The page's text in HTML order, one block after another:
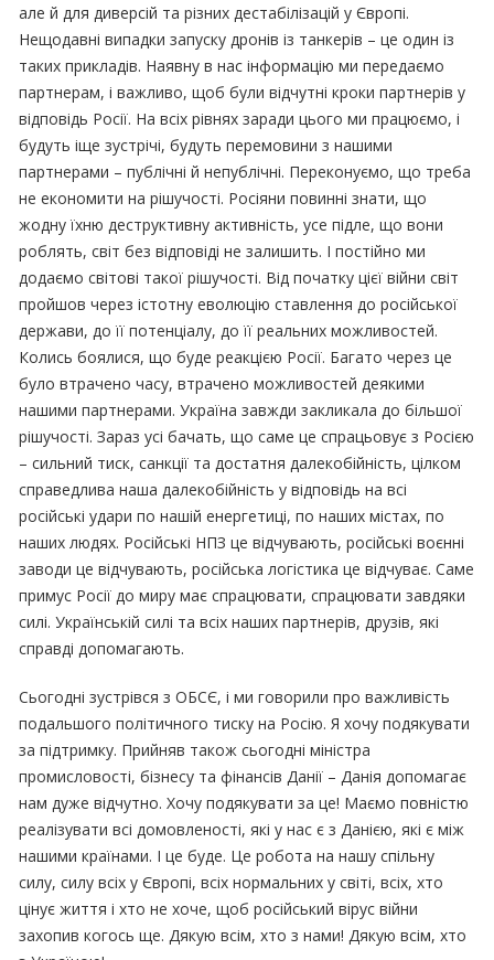
але й для диверсій та різних дестабілізацій у Європі.
Нещодавні випадки запуску дронів із танкерів – це один із
таких прикладів. Наявну в нас інформацію ми передаємо
партнерам, і важливо, щоб були відчутні кроки партнерів у
відповідь Росії. На всіх рівнях заради цього ми працюємо, і
будуть іще зустрічі, будуть перемовини з нашими
партнерами – публічні й непублічні. Переконуємо, що треба
не економити на рішучості. Росіяни повинні знати, що
жодну їхню деструктивну активність, усе підле, що вони
роблять, світ без відповіді не залишить. І постійно ми
додаємо світові такої рішучості. Від початку цієї війни світ
пройшов через істотну еволюцію ставлення до російської
держави, до її потенціалу, до її реальних можливостей.
Колись боялися, що буде реакцією Росії. Багато через це
було втрачено часу, втрачено можливостей деякими
нашими партнерами. Україна завжди закликала до більшої
рішучості. Зараз усі бачать, що саме це спрацьовує з Росією
– сильний тиск, санкції та достатня далекобійність, цілком
справедлива наша далекобійність у відповідь на всі
російські удари по нашій енергетиці, по наших містах, по
наших людях. Російські НПЗ це відчувають, російські воєнні
заводи це відчувають, російська логістика це відчуває. Саме
примус Росії до миру має спрацювати, спрацювати завдяки
силі. Українській силі та всіх наших партнерів, друзів, які
справді допомагають.
Сьогодні зустрівся з ОБСЄ, і ми говорили про важливість
подальшого політичного тиску на Росію. Я хочу подякувати
за підтримку. Прийняв також сьогодні міністра
промисловості, бізнесу та фінансів Данії – Данія допомагає
нам дуже відчутно. Хочу подякувати за це! Маємо повністю
реалізувати всі домовленості, які у нас є з Данією, які є між
нашими країнами. І це буде. Це робота на нашу спільну
силу, силу всіх у Європі, всіх нормальних у світі, всіх, хто
цінує життя і хто не хоче, щоб російський вірус війни
захопив когось ще. Дякую всім, хто з нами! Дякую всім, хто